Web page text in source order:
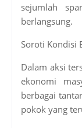
sejumlah
berlangsung.
Soroti Kondisi
Dalam aksi
ekonomi
berbagai
pokok yang